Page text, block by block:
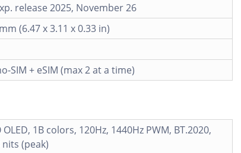
release 2025, November 26
(6.47 x 3.11 x 0.33 in)
SIM + eSIM (max 2 at a time)
1B colors, 120Hz, 1440Hz PWM, BT.2020,
nits (peak)